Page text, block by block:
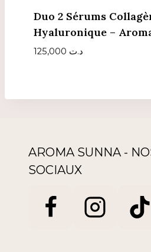
Duo 2 Sérums
Hyaluronique –
د.ت
AROMA SUNNA -
SOCIAUX